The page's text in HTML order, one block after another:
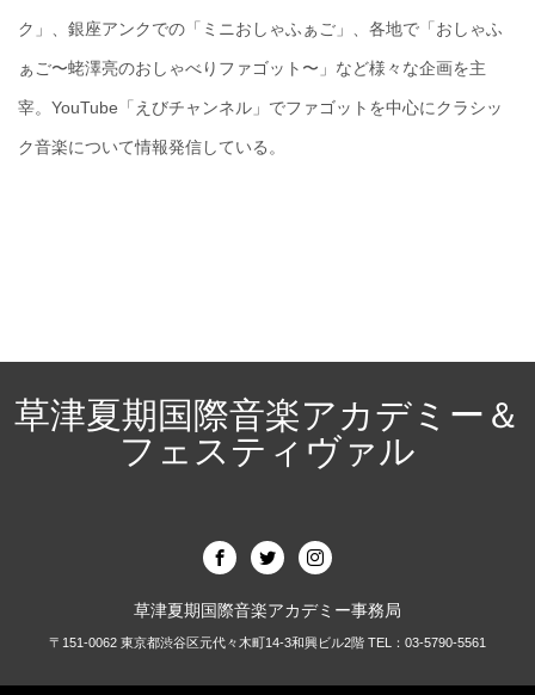
ク」、銀座アンクでの「ミニおしゃふぁご」、各地で「おしゃふ
ぁご〜蛯澤亮のおしゃべりファゴット〜」など様々な企画を主
宰。YouTube「えびチャンネル」でファゴットを中心にクラシッ
ク音楽について情報発信している。
草津夏期国際音楽アカデミー＆
フェスティヴァル
草津夏期国際音楽アカデミー事務局
〒151-0062 東京都渋谷区元代々木町14-3和興ビル2階 TEL：03-5790-5561